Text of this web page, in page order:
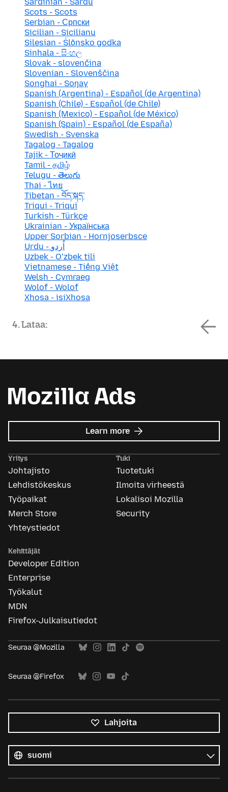
Scots - Scots
Serbian - Српски
Sicilian - Sicilianu
Silesian - Ślōnsko godka
Sinhala - සිංහල
Slovak - slovenčina
Slovenian - Slovenščina
Songhai - Soŋay
Spanish (Argentina) - Español (de Argentina)
Spanish (Chile) - Español (de Chile)
Spanish (Mexico) - Español (de México)
Spanish (Spain) - Español (de España)
Swedish - Svenska
Tagalog - Tagalog
Tajik - Тоҷикӣ
Tamil - தமிழ்
Telugu - తెలుగు
Thai - ไทย
Tibetan - བོད་སྐད་
Triqui - Triqui
Turkish - Türkçe
Ukrainian - Українська
Upper Sorbian - Hornjoserbsce
Urdu - اُردو
Uzbek - Oʻzbek tili
Vietnamese - Tiếng Việt
Welsh - Cymraeg
Wolof - Wolof
Xhosa - isiXhosa
4. Lataa:
Learn more about
Mozilla
Yritys
Johtajisto
Lehdistökeskus
Työpaikat
Merch Store
Yhteystiedot
Tuki
Tuotetuki
Ilmoita virheestä
Lokalisoi Mozilla
Security
Kehittäjät
Developer Edition
Enterprise
Työkalut
MDN
Firefox-Julkaisutiedot
Seuraa @Mozilla
Seuraa @Firefox
Lahjoita
kielet
Kieli